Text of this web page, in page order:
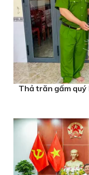
Thả trăn gấm quý